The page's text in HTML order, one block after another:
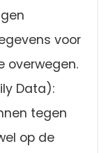
voor
overwegen.
Data):
tegen
op de